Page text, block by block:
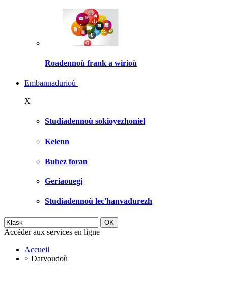
Roadennoù frank a wirioù
Embannadurioù
X
Studiadennoù sokioyezhoniel
Kelenn
Buhez foran
Geriaouegi
Studiadennoù lec'hanvadurezh
Accéder aux services en ligne
Accueil
> Darvoudoù